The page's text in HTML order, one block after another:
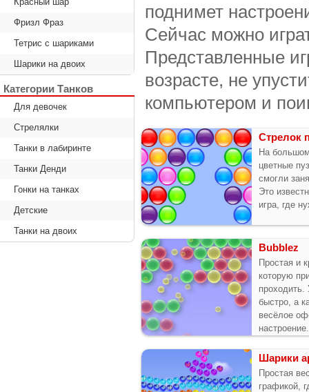
поднимет
Сейчас можно
Представленные
возрасте, не
компьютером и
Стрелок
На
цветные
смогли
Это
игра, где
Bubblez
Простая и
которую
проходить.
быстро, а
весёлое
настроение.
Шарики
Простая
графикой,
Фризл Фраз
Тетрис с шариками
Шарики на двоих
Категории Танков
Для девочек
Стрелялки
Танки в лабиринте
Танки Денди
Гонки на танках
Детские
Танки на двоих